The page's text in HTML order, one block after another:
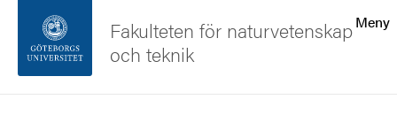
Sidfoten
Meny
Fakulteten för naturvetenskap
och teknik